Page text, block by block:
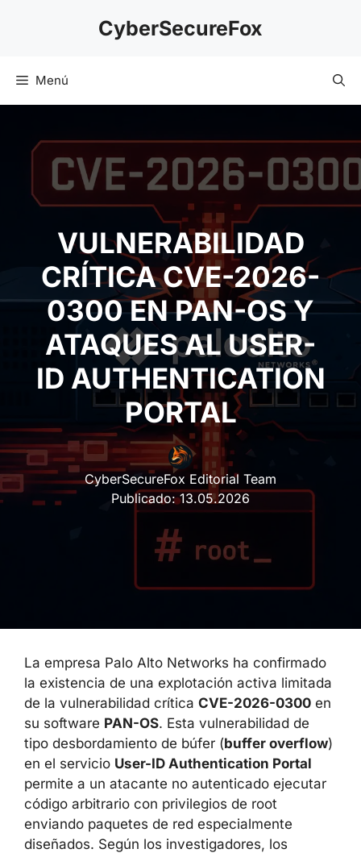
CyberSecureFox
Menú
VULNERABILIDAD
CRÍTICA CVE-2026-
0300 EN PAN-OS Y
ATAQUES AL USER-ID
AUTHENTICATION
PORTAL
CyberSecureFox Editorial Team
Publicado:13.05.2026
La empresa Palo Alto Networks ha
confirmado la existencia de una explotación
activa limitada de la vulnerabilidad crítica
CVE-2026-0300en su softwarePAN-OS.
Esta vulnerabilidad de tipo desbordamiento de
búfer (buffer overflow) en el servicio User-ID
Authentication Portal permite a un atacante
no autenticado ejecutar código arbitrario con
privilegios de root enviando paquetes de red
especialmente diseñados. Según los